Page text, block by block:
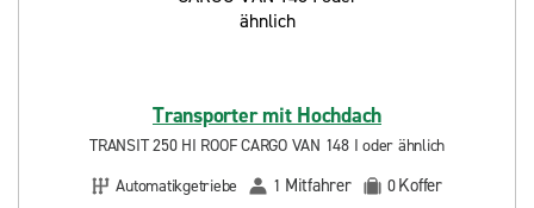
Transporter mit Hochdach
TRANSIT 250 HI ROOF CARGO VAN 148 I oder ähnlich
Automatikgetriebe
1 Mitfahrer 0Koffer